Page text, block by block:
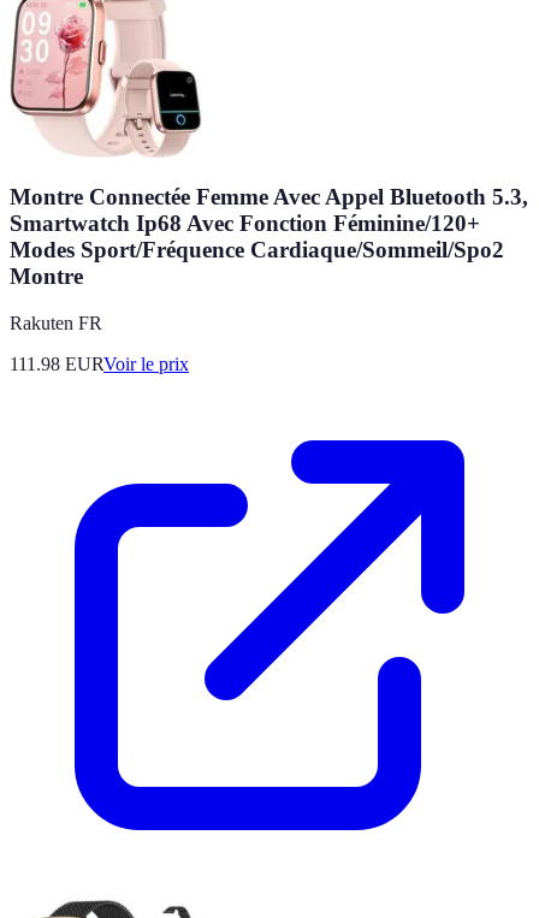
Montre Connectée Femme Avec Appel Bluetooth 5.3,
Smartwatch Ip68 Avec Fonction Féminine/120+
Modes Sport/Fréquence Cardiaque/Sommeil/Spo2
Montre
Rakuten FR
111.98 EURVoir le prix